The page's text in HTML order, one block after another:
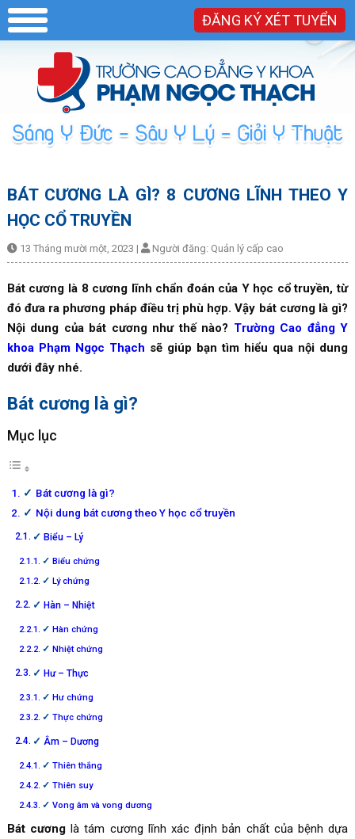
ĐĂNG KÝ XÉT TUYỂN
BÁT CƯƠNG LÀ GÌ? 8 CƯƠNG LĨNH THEO Y
HỌC CỔ TRUYỀN
13 Tháng mười một, 2023 | Người đăng: Quản lý cấp cao
Bát cương là 8 cương lĩnh chẩn đoán của Y học cổ truyền, từ
đó đưa ra phương pháp điều trị phù hợp. Vậy bát cương là gì?
Nội dung của bát cương như thế nào? Trường Cao đẳng Y
khoa Phạm Ngọc Thạch sẽ giúp bạn tìm hiểu qua nội dung
dưới đây nhé.
Bát cương là gì?
Mục lục
Bát cương là gì?
Nội dung bát cương theo Y học cổ truyền
Biểu – Lý
Biểu chứng
Lý chứng
Hàn – Nhiệt
Hàn chứng
Nhiệt chứng
Hư – Thực
Hư chứng
Thực chứng
Âm – Dương
Thiên thắng
Thiên suy
Vong âm và vong dương
Bát cương là tám cương lĩnh xác định bản chất của bệnh dựa